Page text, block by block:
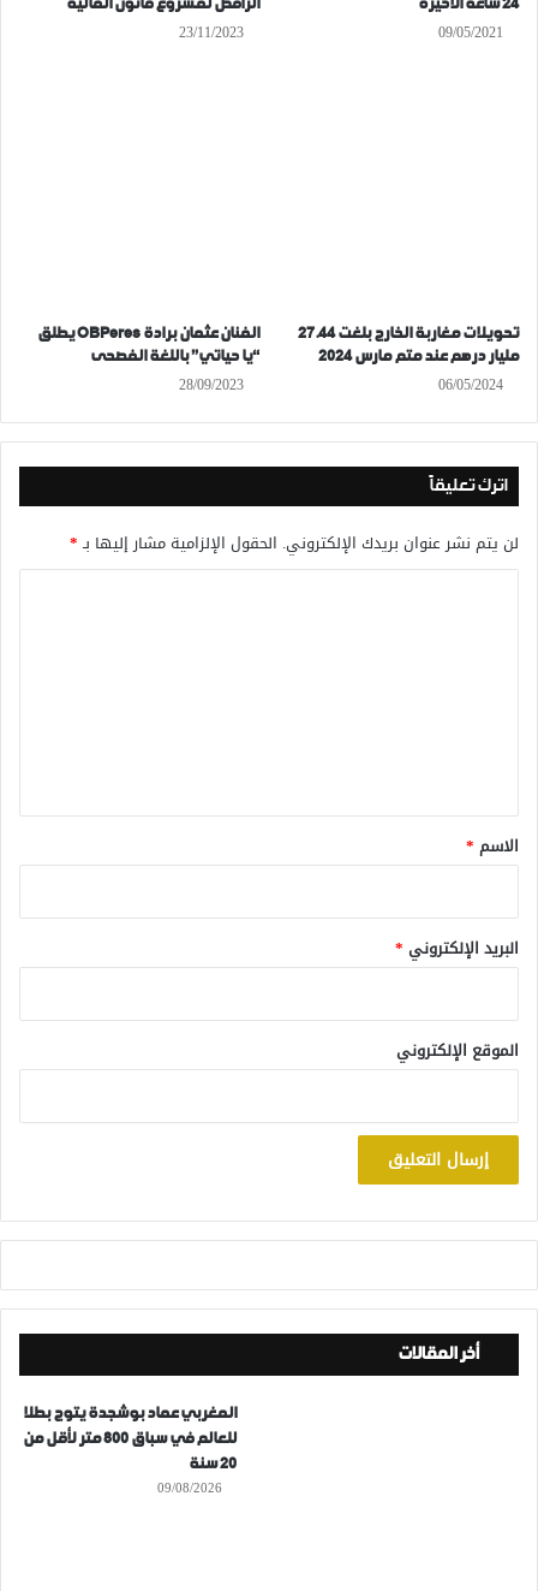
24 ساعة الأخيرة
09/05/2021
الرافض لمشروع قانون المالية
23/11/2023
تحويلات مغاربة الخارج بلغت 27.44
مليار درهم عند متم مارس 2024
06/05/2024
الفنان عثمان برادة OBPeres يطلق
“يا حياتي” باللغة الفصحى
28/09/2023
اترك تعليقاً
لن يتم نشر عنوان بريدك الإلكتروني. الحقول الإلزامية مشار إليها بـ*
*
الاسم *
البريد الإلكتروني *
الموقع الإلكتروني
أخر المقالات
المغربي عماد بوشجدة يتوج بطلا
للعالم في سباق 800 متر لأقل من
20 سنة
09/08/2026